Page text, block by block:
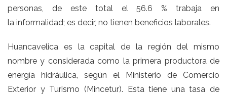
personas, de este total el 56.6 % trabaja en
la informalidad; es decir, no tienen beneficios laborales.
Huancavelica es la capital de la región del mismo
nombre y considerada como la primera productora de
energía hidráulica, según el Ministerio de Comercio
Exterior y Turismo ( Mincetur). Esta tiene una tasa de